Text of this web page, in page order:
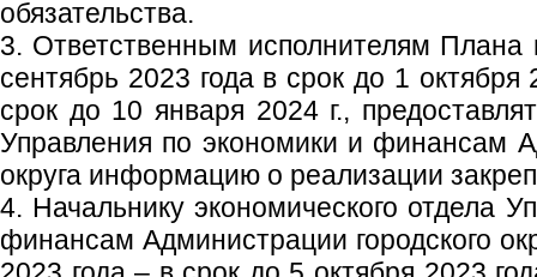
обязательства.
3. Ответственным исполнителям Плана
сентябрь 2023 года в срок до 1 октября
срок до 10 января 2024 г.,
Управления по экономики и финансам
округа информацию о реализации
4. Начальнику экономического отдела
финансам Администрации городского